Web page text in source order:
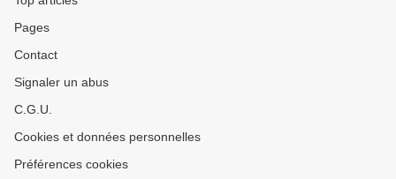
Pages
Contact
Signaler un abus
C.G.U.
Cookies et données personnelles
Préférences cookies